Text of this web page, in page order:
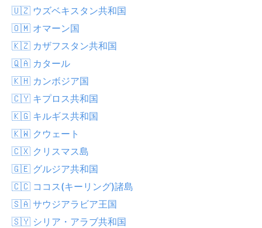
🇺🇿 ウズベキスタン共和国
🇴🇲 オマーン国
🇰🇿 カザフスタン共和国
🇶🇦 カタール
🇰🇭 カンボジア国
🇨🇾 キプロス共和国
🇰🇬 キルギス共和国
🇰🇼 クウェート
🇨🇽 クリスマス島
🇬🇪 グルジア共和国
🇨🇨 ココス(キーリング)諸島
🇸🇦 サウジアラビア王国
🇸🇾 シリア・アラブ共和国